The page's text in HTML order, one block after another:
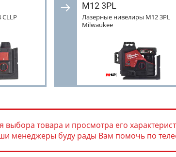
M12 3PL
Лазерные нивелиры M12 3PL
Milwaukee
выбора товара и просмотра его
менеджеры буду рады Вам помочь по